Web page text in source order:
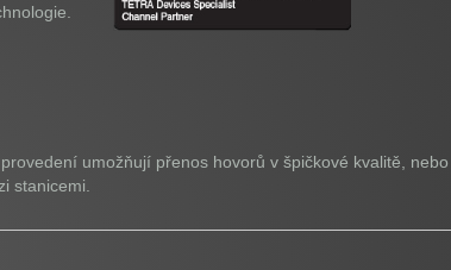
umožňují přenos hovorů v špičkové kvalitě,
stanicemi.